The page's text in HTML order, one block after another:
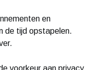
en
de tijd opstapelen.
voorkeur aan privacy